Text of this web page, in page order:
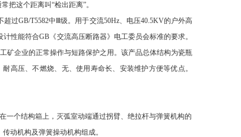
把这个距离叫“检出距离”。
过GB/T5582中Ⅲ级。用于交流50Hz、电压40.5KV的户外高
性能符合GB《交流高压断路器》电工委员会标准的要求。
矿企业的正常操作与短路保护之用。该产品总体结构为瓷瓶
高压、不燃烧、无、使用寿命长、安装维护方便等优点。
一个结构箱上，灭弧室动端通过拐臂、绝拉杆与弹簧机构的
动机构及弹簧操动机构组成。